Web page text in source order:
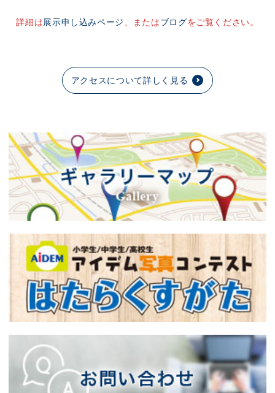
詳細は展示申し込みページ 、またはブログをご覧ください。
アクセスについて詳しく見る